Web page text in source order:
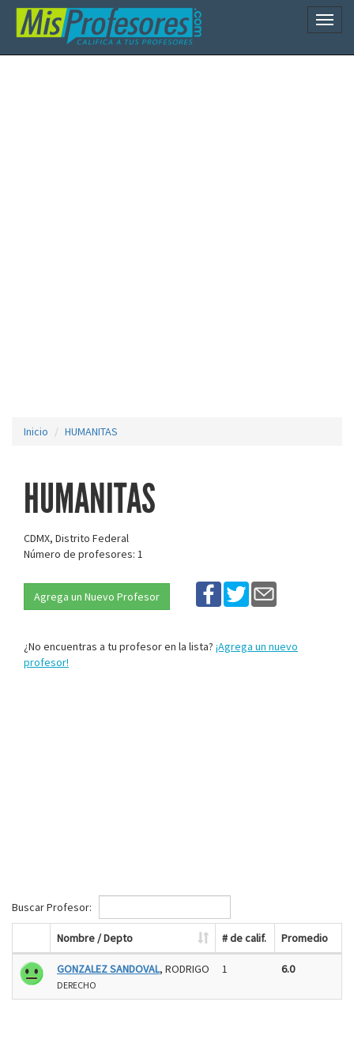
Inicio HUMANITAS
HUMANITAS
CDMX, Distrito Federal
Número de profesores: 1
Agrega un Nuevo Profesor
¿No encuentras a tu profesor en la lista? ¡Agrega un nuevo
profesor!
Buscar Profesor:
Nombre / Depto # de calif. Promedio
GONZALEZ SANDOVAL, RODRIGO
DERECHO
1 6.0